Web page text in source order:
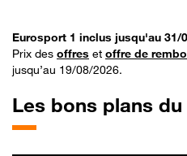
Eurosport 1 inclus jusqu'au 31/
Prix des offres et offre de
jusqu’au 19/08/2026.
Les bons plans